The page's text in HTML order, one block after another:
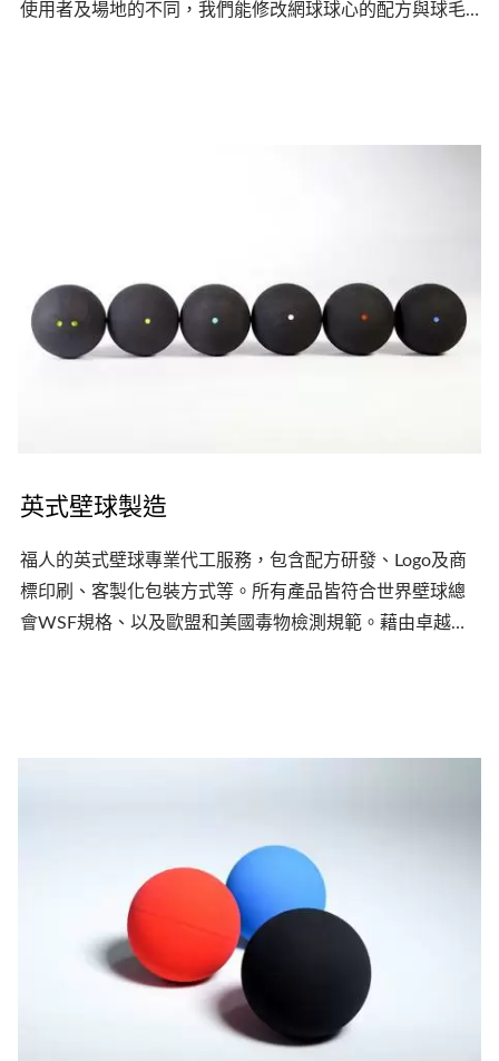
使用者及場地的不同，我們能修改網球球心的配方與球毛
英式壁球製造
福人的英式壁球專業代工服務，包含配方研發、Logo及商
標印刷、客製化包裝方式等。所有產品皆符合世界壁球總
會WSF規格、以及歐盟和美國毒物檢測規範。藉由卓越的